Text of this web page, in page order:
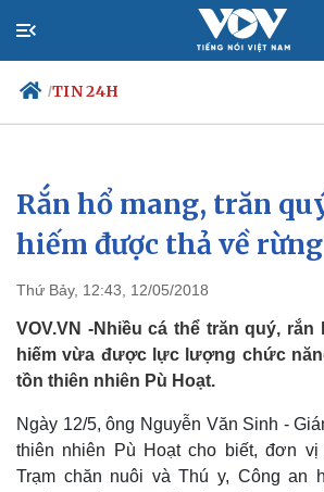
/TIN 24H
Chính trị
Đảng
Tổ chức nhân sự
Nhận diện sự thật
Xã hội
Tin 24h
Dự báo
Việc làm
Biển đảo
Rắn hổ mang, trăn
hiếm được thả về rừng
Thứ Bảy, 12:43, 12/05/2018
VOV.VN -Nhiều cá thể trăn quý,
hiếm vừa được lực lượng chức
tồn thiên nhiên Pù Hoạt.
Ngày 12/5, ông Nguyễn Văn Sinh -
thiên nhiên Pù Hoạt cho biết, đơn
Trạm chăn nuôi và Thú y, Công an